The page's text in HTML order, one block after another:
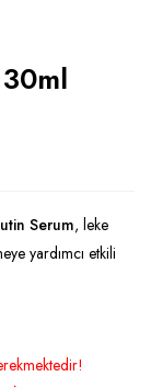
Serum, leke
yardımcı etkili